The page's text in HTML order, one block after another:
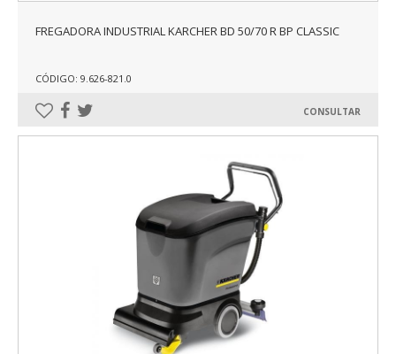
FREGADORA INDUSTRIAL KARCHER BD 50/70 R BP CLASSIC
CÓDIGO: 9.626-821.0
CONSULTAR